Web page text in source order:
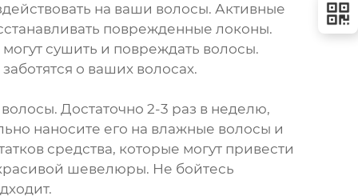
на ваши волосы. Активные
поврежденные локоны.
сушить и повреждать волосы.
о ваших волосах.
Достаточно 2-3 раз в неделю,
наносите его на влажные волосы и
средства, которые могут привести
шевелюры. Не бойтесь